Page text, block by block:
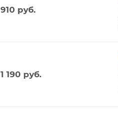
910 руб.
1 190 руб.